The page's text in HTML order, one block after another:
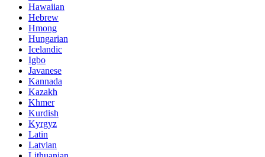
Hawaiian
Hebrew
Hmong
Hungarian
Icelandic
Igbo
Javanese
Kannada
Kazakh
Khmer
Kurdish
Kyrgyz
Latin
Latvian